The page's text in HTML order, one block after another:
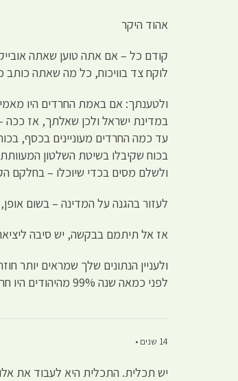
אהוד היקר
קודם כל – אם אתה טוען שאתה
לוקח צד בוויכוח, כל מה שאתה כותב
ולטענתך: אם באמת החרדים היו
במדינת ישראל ולכן שאלתך, אז ככה
עד כמה החרדים מעוניינים בכסף,
בכוח שקיבלו בשיטת השלטון
ולשלם מסים בכדי שיוכלו – בחלקם הקטן – לשבת
לעזור בהגנה על המדינה – בשום
אז אל תיתמם בבקשה, יש סיבה
ולעניין הנתונים שלך שמראים יותר
לפני כמאה שנה 99% מהיהודים היו חרדים, היום בערך 17% – למדת משהו?
14 שנים •
יש תכלית. התכלית היא לעבוד את